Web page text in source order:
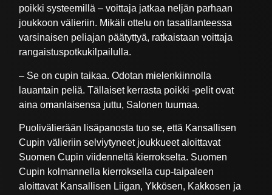
poikki systeemillä – voittaja jatkaa neljän parhaan
joukkoon välieriin. Mikäli ottelu on tasatilanteessa
varsinaisen peliajan päätyttyä, ratkaistaan voittaja
rangaistuspotkukilpailulla.
– Se on cupin taikaa. Odotan mielenkiinnolla
lauantain peliä. Tällaiset kerrasta poikki -pelit ovat
aina omanlaisensa juttu, Salonen tuumaa.
Puolivälierään lisäpanosta tuo se, että Kansallisen
Cupin välieriin selviytyneet joukkueet aloittavat
Suomen Cupin viidenneltä kierrokselta. Suomen
Cupin kolmannella kierroksella cup-taipaleen
aloittavat Kansallisen Liigan, Ykkösen, Kakkosen ja